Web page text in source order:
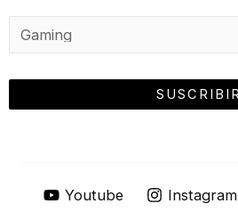
Youtube Instagram